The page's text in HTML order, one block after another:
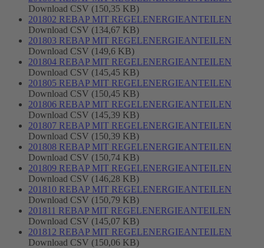
Download CSV (150,35 KB)
201802 REBAP MIT REGELENERGIEANTEILEN
Download CSV (134,67 KB)
201803 REBAP MIT REGELENERGIEANTEILEN
Download CSV (149,6 KB)
201804 REBAP MIT REGELENERGIEANTEILEN
Download CSV (145,45 KB)
201805 REBAP MIT REGELENERGIEANTEILEN
Download CSV (150,45 KB)
201806 REBAP MIT REGELENERGIEANTEILEN
Download CSV (145,39 KB)
201807 REBAP MIT REGELENERGIEANTEILEN
Download CSV (150,39 KB)
201808 REBAP MIT REGELENERGIEANTEILEN
Download CSV (150,74 KB)
201809 REBAP MIT REGELENERGIEANTEILEN
Download CSV (146,28 KB)
201810 REBAP MIT REGELENERGIEANTEILEN
Download CSV (150,79 KB)
201811 REBAP MIT REGELENERGIEANTEILEN
Download CSV (145,07 KB)
201812 REBAP MIT REGELENERGIEANTEILEN
Download CSV (150,06 KB)